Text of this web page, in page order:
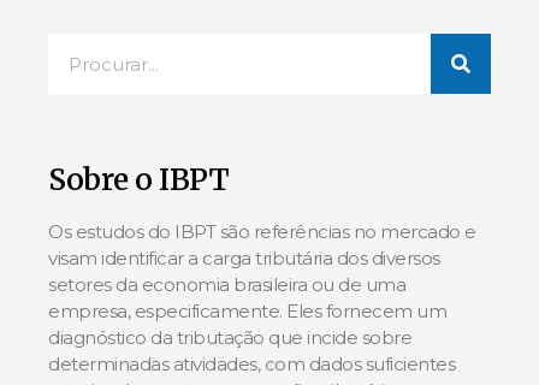
Sobre o IBPT
Os estudos do IBPT são referências no mercado e
visam identificar a carga tributária dos diversos
setores da economia brasileira ou de uma
empresa, especificamente. Eles fornecem um
diagnóstico da tributação que incide sobre
determinadas atividades, com dados suficientes